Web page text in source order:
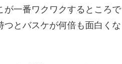
一番ワクワクするところで
とバスケが何倍も面白くな